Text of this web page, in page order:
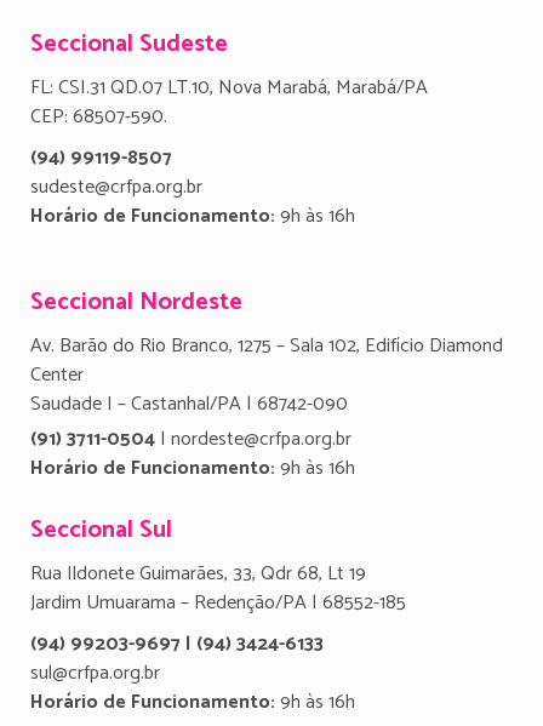
Seccional Sudeste
FL: CSI.31 QD.07 LT.10, Nova Marabá, Marabá/PA
CEP: 68507-590.
(94) 99119-8507
sudeste@crfpa.org.br
Horário de Funcionamento:9h às 16h
Seccional Nordeste
Av. Barão do Rio Branco, 1275 – Sala 102, Edifício Diamond
Center
Saudade I – Castanhal/PA | 68742-090
(91) 3711-0504| nordeste@crfpa.org.br
Horário de Funcionamento:9h às 16h
Seccional Sul
Rua Ildonete Guimarães, 33, Qdr 68, Lt 19
Jardim Umuarama – Redenção/PA | 68552-185
(94) 99203-9697 | (94) 3424-6133
sul@crfpa.org.br
Horário de Funcionamento:9h às 16h